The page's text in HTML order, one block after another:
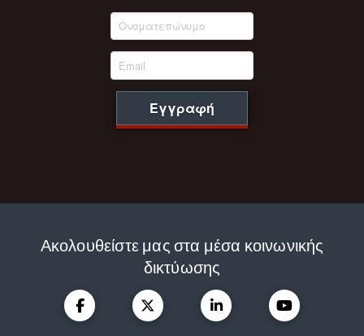
Εγγραφή
Ακολουθείστε μας στα μέσα κοινωνικής
δικτύωσης